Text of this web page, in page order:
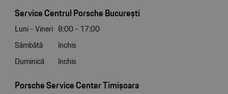
Service Centrul Porsche București
Luni - Vineri 8:00 - 17:00
Sâmbătă
închis
Duminică
închis
Porsche Service Center Timișoara